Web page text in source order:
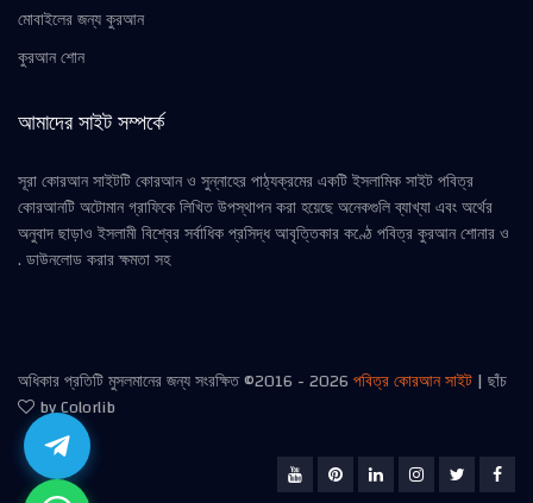
মোবাইলের জন্য কুরআন
কুরআন শোন
আমাদের সাইট সম্পর্কে
সূরা কোরআন সাইটটি কোরআন ও সুন্নাহের পাঠ্যক্রমের একটি ইসলামিক সাইট পবিত্র
কোরআনটি অটোমান গ্রাফিকে লিখিত উপস্থাপন করা হয়েছে অনেকগুলি ব্যাখ্যা এবং অর্থের
অনুবাদ ছাড়াও ইসলামী বিশ্বের সর্বাধিক প্রসিদ্ধ আবৃত্তিকার কণ্ঠে পবিত্র কুরআন শোনার ও
ডাউনলোড করার ক্ষমতা সহ .
অধিকার প্রতিটি মুসলমানের জন্য সংরক্ষিত ©2016 -2026পবিত্র কোরআন সাইট| ছাঁচ
by Colorlib